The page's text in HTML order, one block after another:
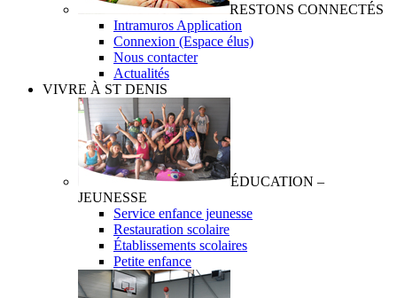
RESTONS CONNECTÉS
Intramuros Application
Connexion (Espace élus)
Nous contacter
Actualités
VIVRE À ST DENIS
ÉDUCATION –
JEUNESSE
Service enfance jeunesse
Restauration scolaire
Établissements scolaires
Petite enfance